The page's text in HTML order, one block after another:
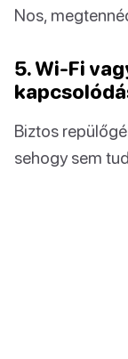
Nos,
5. Wi-Fi
Biztos
sehogy sem